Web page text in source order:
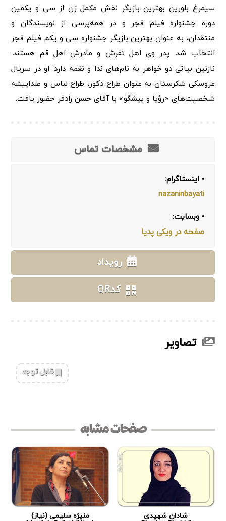
سیمرغ بلورین بهترین بازیگر نقش مکمل زن از سی و یکمین
دوره جشنواره فیلم فجر و در همه‌پرسی از نویسندگان و
منتقدان، به عنوان بهترین بازیگر جشنواره سی و یکم فیلم فجر
انتخاب شد. پدر وی اهل تفرش و مادرش اهل قم هستند.
نازنین بیاتی دو خواهر به نام‌های ندا و نغمه دارد. او در سریال
عروسکی شکرستان به عنوان طراح دکور، طراح لباس و صداپیشه
شخصیت‌های «رؤیا و پیشگو» با آقای حسن رادفر حضور یافت.
مشخصات تماس
• اینستاگرام:
nazaninbayati
• وبسایت:
صفحه در ویکی پدیا
رویداد
کدQR
تصاویر
‌قابل توجه
صفحات مشابه
شادان شهیدی
منیژه سلیمی (نیاز)